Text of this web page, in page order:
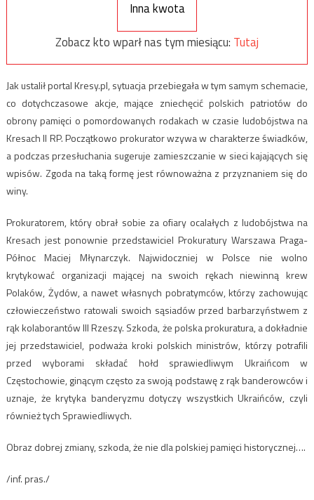
Inna kwota
Zobacz kto wparł nas tym miesiącu: Tutaj
Jak ustalił portal Kresy.pl, sytuacja przebiegała w tym samym schemacie,
co dotychczasowe akcje, mające zniechęcić polskich patriotów do
obrony pamięci o pomordowanych rodakach w czasie ludobójstwa na
Kresach II RP. Początkowo prokurator wzywa w charakterze świadków,
a podczas przesłuchania sugeruje zamieszczanie w sieci kajających się
wpisów. Zgoda na taką formę jest równoważna z przyznaniem się do
winy.
Prokuratorem, który obrał sobie za ofiary ocalałych z ludobójstwa na
Kresach jest ponownie przedstawiciel Prokuratury Warszawa Praga-
Północ Maciej Młynarczyk. Najwidoczniej w Polsce nie wolno
krytykować organizacji mającej na swoich rękach niewinną krew
Polaków, Żydów, a nawet własnych pobratymców, którzy zachowując
człowieczeństwo ratowali swoich sąsiadów przed barbarzyństwem z
rąk kolaborantów III Rzeszy. Szkoda, że polska prokuratura, a dokładnie
jej przedstawiciel, podważa kroki polskich ministrów, którzy potrafili
przed wyborami składać hołd sprawiedliwym Ukraińcom w
Częstochowie, ginącym często za swoją podstawę z rąk banderowców i
uznaje, że krytyka banderyzmu dotyczy wszystkich Ukraińców, czyli
również tych Sprawiedliwych.
Obraz dobrej zmiany, szkoda, że nie dla polskiej pamięci historycznej….
/inf. pras./